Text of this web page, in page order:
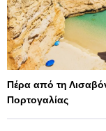
Πέρα από τη
Πορτογαλίας